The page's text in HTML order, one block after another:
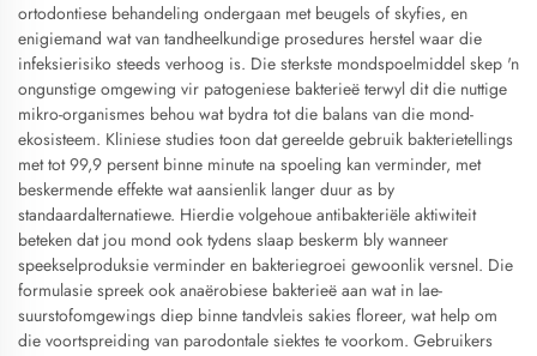
ortodontiese behandeling ondergaan met beugels of skyfies, en
enigiemand wat van tandheelkundige prosedures herstel waar die
infeksierisiko steeds verhoog is. Die sterkste mondspoelmiddel skep 'n
ongunstige omgewing vir patogeniese bakterieë terwyl dit die nuttige
mikro-organismes behou wat bydra tot die balans van die mond-
ekosisteem. Kliniese studies toon dat gereelde gebruik bakterietellings
met tot 99,9 persent binne minute na spoeling kan verminder, met
beskermende effekte wat aansienlik langer duur as by
standaardalternatiewe. Hierdie volgehoue antibakteriële aktiwiteit
beteken dat jou mond ook tydens slaap beskerm bly wanneer
speekselproduksie verminder en bakteriegroei gewoonlik versnel. Die
formulasie spreek ook anaërobiese bakterieë aan wat in lae-
suurstofomgewings diep binne tandvleis sakies floreer, wat help om
die voortspreiding van parodontale siektes te voorkom. Gebruikers